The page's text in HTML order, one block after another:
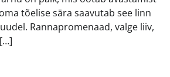
tõelise sära saavutab see linn
Rannapromenaad, valge liiv,